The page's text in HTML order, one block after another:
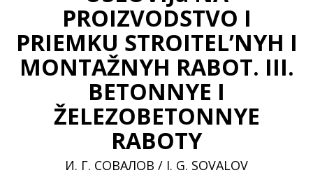
PROIZVODSTVO I
PRIEMKU STROITEL’NYH I
MONTAŽNYH RABOT. III.
BETONNYE I
ŽELEZOBETONNYE
RABOTY
И. Г. СОВАЛОВ / I. G. SOVALOV